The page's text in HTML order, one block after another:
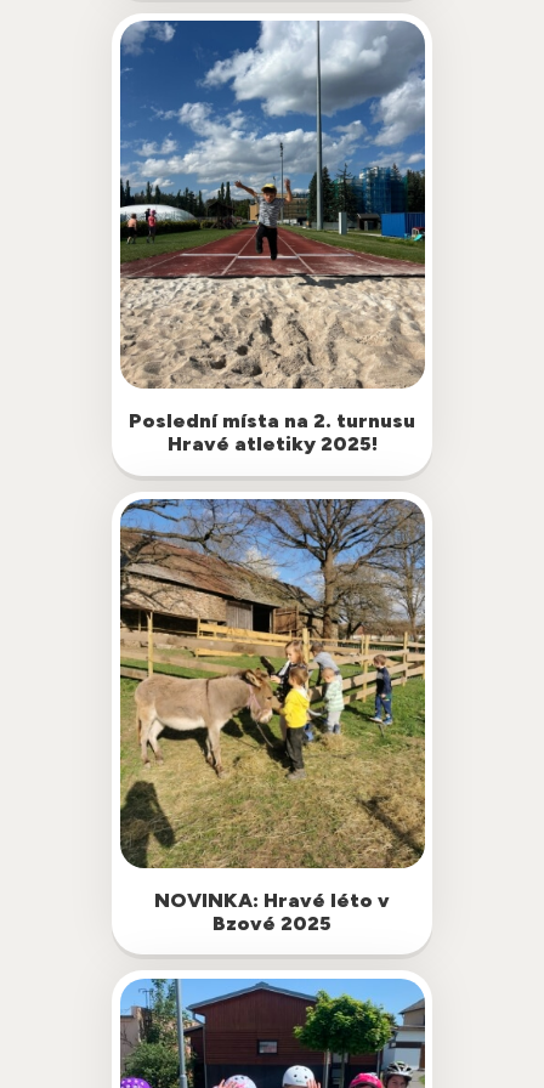
Poslední místa na 2. turnusu
Hravé atletiky 2025!
Máte doma malého sportovce či
sportovkyni a stále hledáte program na
Hravou atletiku.
NOVINKA: Hravé léto v
Bzové 2025
Nejen sportovci, ale také malí milovníci
přírody, tvoření a zvířátek si letos
Bzové u Mladé Vožice.